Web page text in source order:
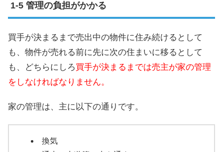
管理の負担がかかる
買手が決まるまで売出中の物件に住み続けるとして
も、物件が売れる前に先に次の住まいに移るとして
も、どちらにしろ買手が決まるまでは売主が家の管理
をしなければなりません。
家の管理は、主に以下の通りです。
換気